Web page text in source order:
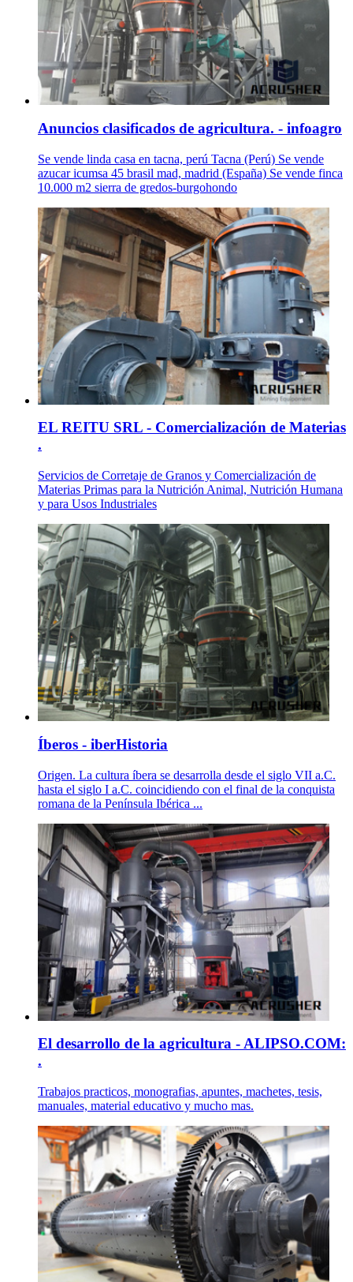
Anuncios clasificados de agricultura. - infoagro
Se vende linda casa en tacna, perú Tacna (Perú) Se vende
azucar icumsa 45 brasil mad, madrid (España) Se vende finca
10.000 m2 sierra de gredos-burgohondo
EL REITU SRL - Comercialización de Materias
.
Servicios de Corretaje de Granos y Comercialización de
Materias Primas para la Nutrición Animal, Nutrición Humana
y para Usos Industriales
Íberos - iberHistoria
Origen. La cultura íbera se desarrolla desde el siglo VII a.C.
hasta el siglo I a.C. coincidiendo con el final de la conquista
romana de la Península Ibérica ...
El desarrollo de la agricultura - ALIPSO.COM:
.
Trabajos practicos, monografias, apuntes, machetes, tesis,
manuales, material educativo y mucho mas.